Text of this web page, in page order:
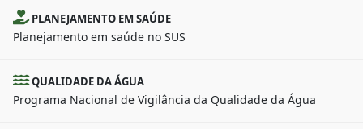
PLANEJAMENTO EM SAÚDE
Planejamento em saúde no SUS
QUALIDADE DA ÁGUA
Programa Nacional de Vigilância da Qualidade da Água